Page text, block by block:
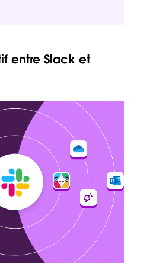
entre Slack et